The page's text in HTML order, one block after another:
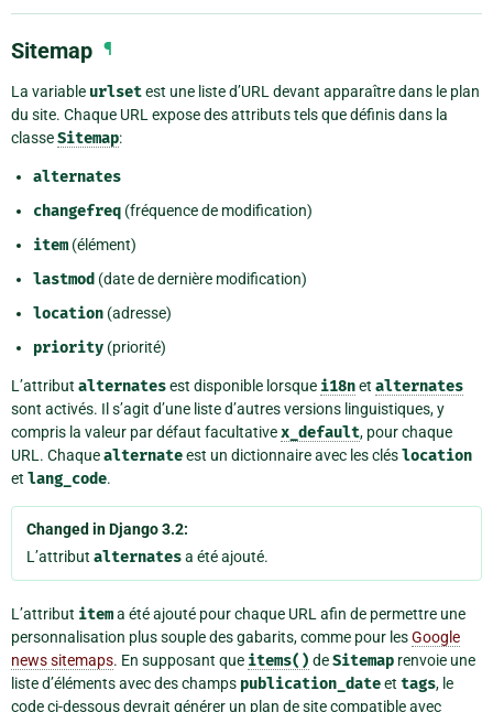
Sitemap ¶
La variable urlsetest une liste d’URL devant apparaître dans le plan
du site. Chaque URL expose des attributs tels que définis dans la
classeSitemap:
alternates
changefreq (fréquence de modification)
item (élément)
lastmod (date de dernière modification)
location (adresse)
priority (priorité)
L’attribut alternatesest disponible lorsque i18net alternates
sont activés. Il s’agit d’une liste d’autres versions linguistiques, y
compris la valeur par défaut facultativex_default, pour chaque
URL. Chaquealternateest un dictionnaire avec les cléslocation
et lang_code.
Changed in Django 3.2:
L’attribut alternatesa été ajouté.
L’attribut itema été ajouté pour chaque URL afin de permettre une
personnalisation plus souple des gabarits, comme pour lesGoogle
news sitemaps. En supposant que items() deSitemap renvoie une
liste d’éléments avec des champs publication_dateet tags, le
code ci-dessous devrait générer un plan de site compatible avec